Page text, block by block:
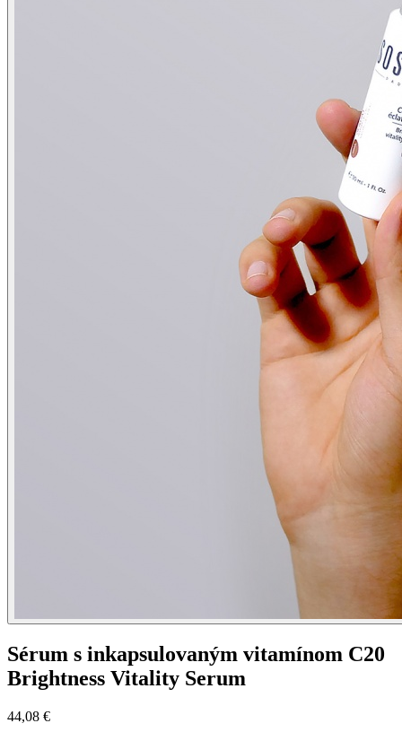
Sérum s inkapsulovaným vitamínom C20
Brightness Vitality Serum
44,08 €